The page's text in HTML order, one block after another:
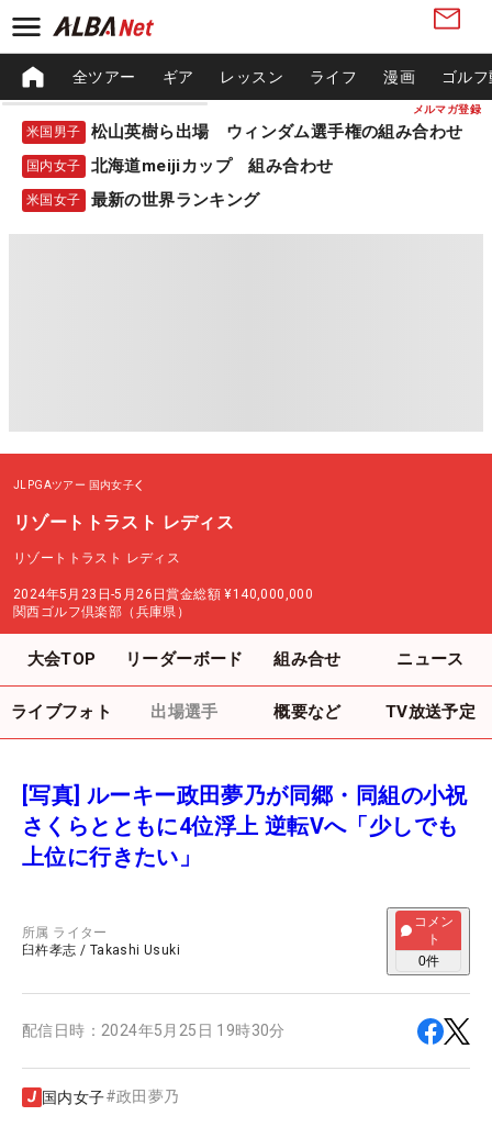
メルマガ登録
全ツアー ギア レッスン ライフ 漫画 ゴル
米国男子 松山英樹ら出場 ウィンダム選手権の組み合わせ
国内女子 北海道meijiカップ 組み合わせ
米国女子 最新の世界ランキング
JLPGAツアー 国内女子
リゾートトラスト レディス
リゾートトラスト レディス
2024年5月23日-5月26日賞金総額 ¥140,000,000
関西ゴルフ倶楽部（兵庫県）
大会TOP リーダーボード 組み合せ ニュース
ライブフォト 出場選手 概要など TV放送予定
[写真] ルーキー政田夢乃が同郷・同組の小祝
さくらとともに4位浮上 逆転Vへ「少しでも
上位に行きたい」
所属 ライター
臼杵孝志 / Takashi Usuki
コメン
ト
0件
配信日時： 2024年5月25日 19時30分
国内女子#政田夢乃